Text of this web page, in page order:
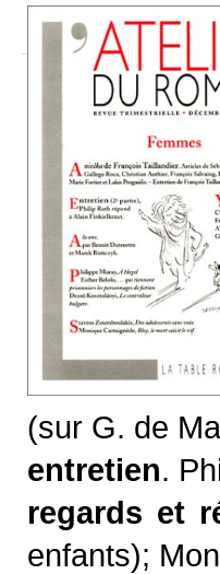
(sur G. de
entretien.
regards et
enfants);